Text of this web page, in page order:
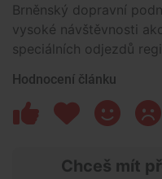
Brněnský dopravní
vysoké návštěvnosti
speciálních odjezdů
Hodnocení článku
Chceš mít